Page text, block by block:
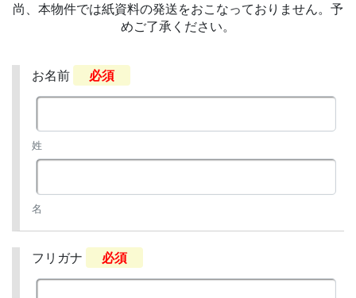
尚、本物件では紙資料の発送をおこなっておりません。予
めご了承ください。
お名前 必須
姓
名
フリガナ 必須